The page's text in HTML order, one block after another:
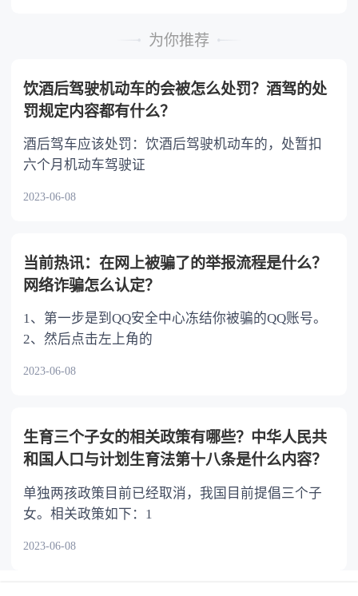
的继承人，不尽扶养义务的，分配遗产时，应当
为你推荐
饮酒后驾驶机动车的会被怎么处罚？酒驾的处
罚规定内容都有什么？
酒后驾车应该处罚：饮酒后驾驶机动车的，处暂扣
六个月机动车驾驶证
2023-06-08
当前热讯：在网上被骗了的举报流程是什么？
网络诈骗怎么认定？
1、第一步是到QQ安全中心冻结你被骗的QQ账号。
2、然后点击左上角的
2023-06-08
生育三个子女的相关政策有哪些？中华人民共
和国人口与计划生育法第十八条是什么内容？
单独两孩政策目前已经取消，我国目前提倡三个子
女。相关政策如下：1
2023-06-08